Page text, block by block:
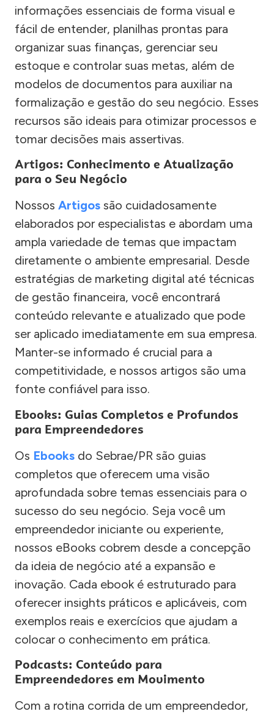
informações essenciais de forma visual e
fácil de entender, planilhas prontas para
organizar suas finanças, gerenciar seu
estoque e controlar suas metas, além de
modelos de documentos para auxiliar na
formalização e gestão do seu negócio. Esses
recursos são ideais para otimizar processos e
tomar decisões mais assertivas.
Artigos: Conhecimento e Atualização
para o Seu Negócio
Nossos Artigos são cuidadosamente
elaborados por especialistas e abordam uma
ampla variedade de temas que impactam
diretamente o ambiente empresarial. Desde
estratégias de marketing digital até técnicas
de gestão financeira, você encontrará
conteúdo relevante e atualizado que pode
ser aplicado imediatamente em sua empresa.
Manter-se informado é crucial para a
competitividade, e nossos artigos são uma
fonte confiável para isso.
Ebooks: Guias Completos e Profundos
para Empreendedores
Os Ebooks do Sebrae/PR são guias
completos que oferecem uma visão
aprofundada sobre temas essenciais para o
sucesso do seu negócio. Seja você um
empreendedor iniciante ou experiente,
nossos eBooks cobrem desde a concepção
da ideia de negócio até a expansão e
inovação. Cada ebook é estruturado para
oferecer insights práticos e aplicáveis, com
exemplos reais e exercícios que ajudam a
colocar o conhecimento em prática.
Podcasts: Conteúdo para
Empreendedores em Movimento
Com a rotina corrida de um empreendedor,